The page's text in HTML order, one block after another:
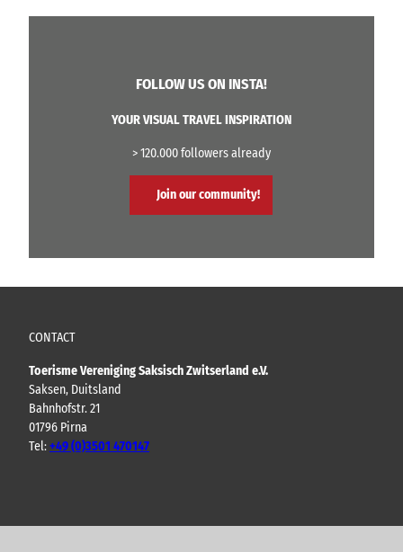
FOLLOW US ON INSTA!
YOUR VISUAL TRAVEL INSPIRATION
> 120.000 followers already
Join our community!
CONTACT
Toerisme Vereniging Saksisch Zwitserland e.V.
Saksen, Duitsland
Bahnhofstr. 21
01796 Pirna
Tel:+49 (0)3501 470147
u
c
s
o